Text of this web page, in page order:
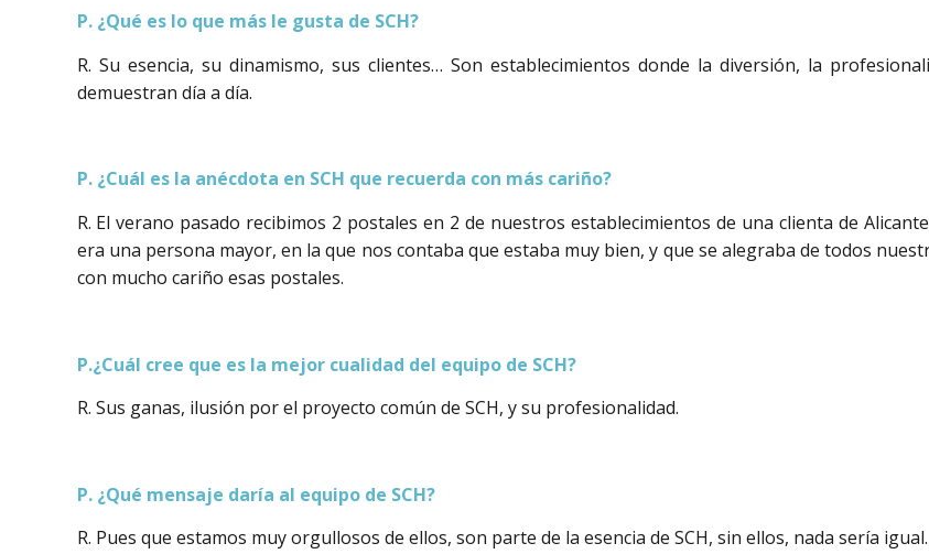
P. ¿Qué es lo que más le gusta de SCH?
R. Su esencia, su dinamismo, sus clientes… Son establecimientos donde la diversión, la
demuestran día a día.
P. ¿Cuál es la anécdota en SCH que recuerda con más cariño?
R. El verano pasado recibimos 2 postales en 2 de nuestros establecimientos de una clienta de
era una persona mayor, en la que nos contaba que estaba muy bien, y que se alegraba de todos
con mucho cariño esas postales.
P.¿Cuál cree que es la mejor cualidad del equipo de SCH?
R. Sus ganas, ilusión por el proyecto común de SCH, y su profesionalidad.
P. ¿Qué mensaje daría al equipo de SCH?
R. Pues que estamos muy orgullosos de ellos, son parte de la esencia de SCH, sin ellos, nada sería igual.